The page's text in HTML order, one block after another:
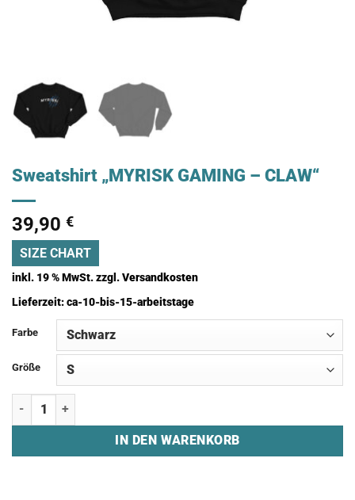
Sweatshirt „MYRISK GAMING – CLAW“
39,90 €
SIZE CHART
inkl. 19 % MwSt.zzgl.Versandkosten
Lieferzeit:ca-10-bis-15-arbeitstage
Farbe
Größe
Sweatshirt "MYRISK GAMING - CLAW" Menge
IN DEN WARENKORB